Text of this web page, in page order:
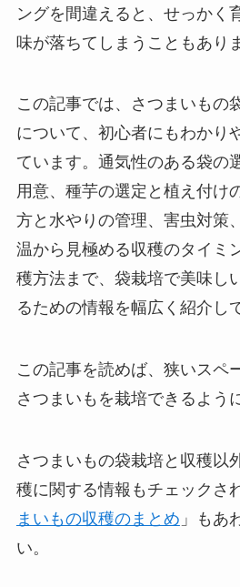
ングを間違えると、せっかく
味が落ちてしまうこともあり
この記事では、さつまいもの
について、初心者にもわかり
ています。通気性のある袋の
用意、種芋の選定と植え付け
方と水やりの管理、害虫対策
温から見極める収穫のタイミ
穫方法まで、袋栽培で美味し
るための情報を幅広く紹介し
この記事を読めば、狭いスペ
さつまいもを栽培できるよう
さつまいもの袋栽培と収穫以
穫に関する情報もチェックさ
まいもの収穫のまとめ 」もあ
い。